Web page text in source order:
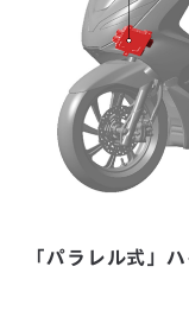
「パラレル式」